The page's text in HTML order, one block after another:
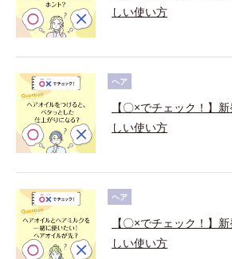
しい使い方
ヘア
【〇×でチェック！】
しい使い方
ヘア
【〇×でチェック！】
しい使い方